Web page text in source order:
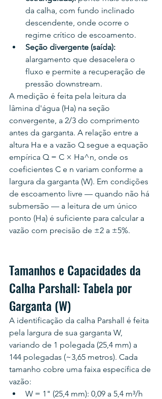
da calha, com fundo inclinado
descendente, onde ocorre o
regime crítico de escoamento.
Seção divergente (saída):
alargamento que desacelera o
fluxo e permite a recuperação de
pressão downstream.
A medição é feita pela leitura da
lâmina d'água (Ha) na seção
convergente, a 2/3 do comprimento
antes da garganta. A relação entre a
altura Ha e a vazão Q segue a equação
empírica Q = C × Ha^n, onde os
coeficientes C e n variam conforme a
largura da garganta (W). Em condições
de escoamento livre — quando não há
submersão — a leitura de um único
ponto (Ha) é suficiente para calcular a
vazão com precisão de ±2 a ±5%.
Tamanhos e Capacidades da
Calha Parshall: Tabela por
Garganta (W)
A identificação da calha Parshall é feita
pela largura de sua garganta W,
variando de 1 polegada (25,4 mm) a
144 polegadas (~3,65 metros). Cada
tamanho cobre uma faixa específica de
vazão:
W = 1" (25,4 mm): 0,09 a 5,4 m³/h